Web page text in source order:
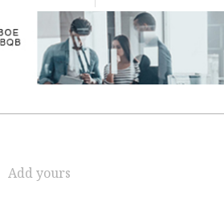
Add yours